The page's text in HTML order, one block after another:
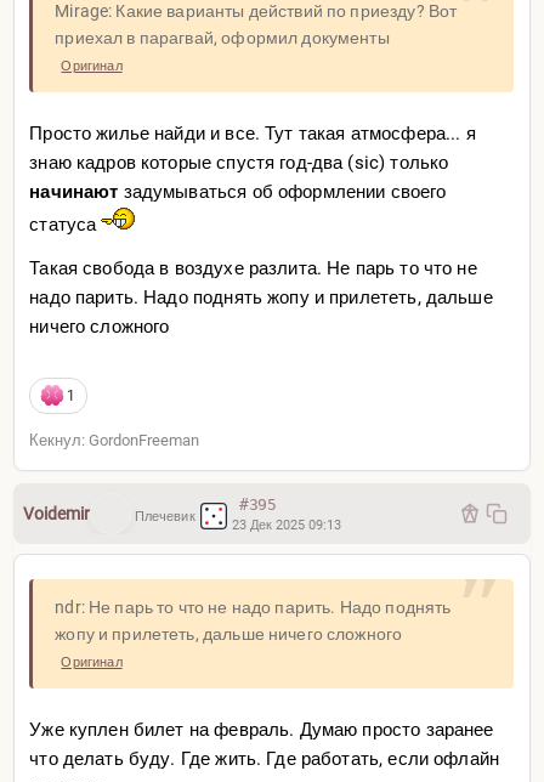
Mirage: Какие варианты действий по приезду? Вот
приехал в парагвай, оформил документы
Оригинал
Просто жилье найди и все. Тут такая атмосфера... я
знаю кадров которые спустя год-два (sic) только
начинают задумываться об оформлении своего
статуса
Такая свобода в воздухе разлита. Не парь то что не
надо парить. Надо поднять жопу и прилететь, дальше
ничего сложного
1
Кекнул: GordonFreeman
Voidemir Плечевик
#395
23 Дек 2025 09:13
ndr: Не парь то что не надо парить. Надо поднять
жопу и прилететь, дальше ничего сложного
Оригинал
Уже куплен билет на февраль. Думаю просто заранее
что делать буду. Где жить. Где работать, если офлайн